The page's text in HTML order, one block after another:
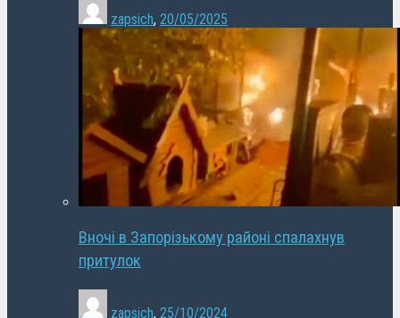
zapsich, 20/05/2025
Вночі в Запорізькому районі спалахнув
притулок
zapsich, 25/10/2024